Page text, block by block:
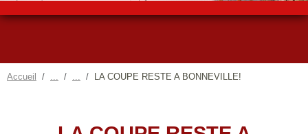
Accueil LA COUPE RESTE A BONNEVILLE!